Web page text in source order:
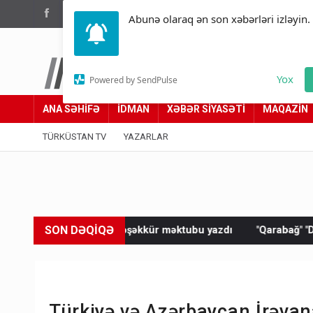
Abunə olaraq ən son xəbərləri izləyin.
Powered by SendPulse Yox
(012) 449 94 05
Türküstan.az
Adımız yolumuzdur
ANA SƏHİFƏ İDMAN XƏBƏR SİYASƏTİ MAQAZİN
TÜRKÜSTAN TV YAZARLAR
SON DƏQİQƏ
məktubu yazdı "Qarabağ" "Dinamo"ya məğlub oldu